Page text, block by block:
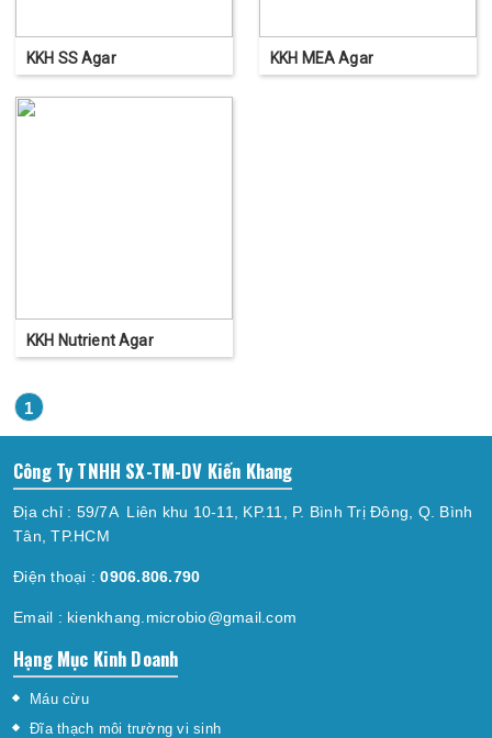
KKH SS Agar KKH MEA Agar
KKH Nutrient Agar
1
Công Ty TNHH SX-TM-DV Kiến Khang
Địa chỉ : 59/7A Liên khu 10-11, KP.11, P. Bình Trị Đông, Q. Bình
Tân, TP.HCM
Điện thoại : 0906.806.790
Email : kienkhang.microbio@gmail.com
Hạng Mục Kinh Doanh
Máu cừu
Đĩa thạch môi trường vi sinh